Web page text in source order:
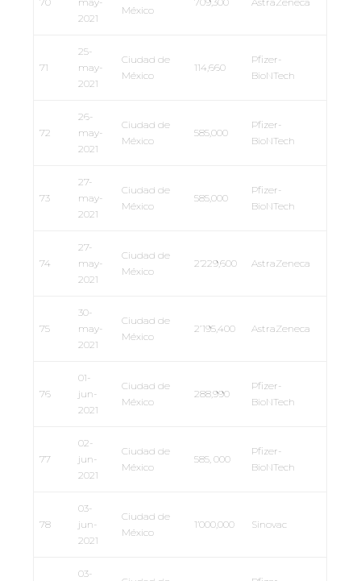
2021
México
71
25-
may-
2021
Ciudad de
México
114,660
Pfizer-
BioNTech
72
26-
may-
2021
Ciudad de
México
585,000
Pfizer-
BioNTech
73
27-
may-
2021
Ciudad de
México
585,000
Pfizer-
BioNTech
74
27-
may-
2021
Ciudad de
México
2’229,600 AstraZeneca
75
30-
may-
2021
Ciudad de
México
2’195,400 AstraZeneca
76
01-
jun-
2021
Ciudad de
México
288,990
Pfizer-
BioNTech
77
02-
jun-
2021
Ciudad de
México
585, 000
Pfizer-
BioNTech
78
03-
jun-
2021
Ciudad de
México
1’000,000 Sinovac
03-